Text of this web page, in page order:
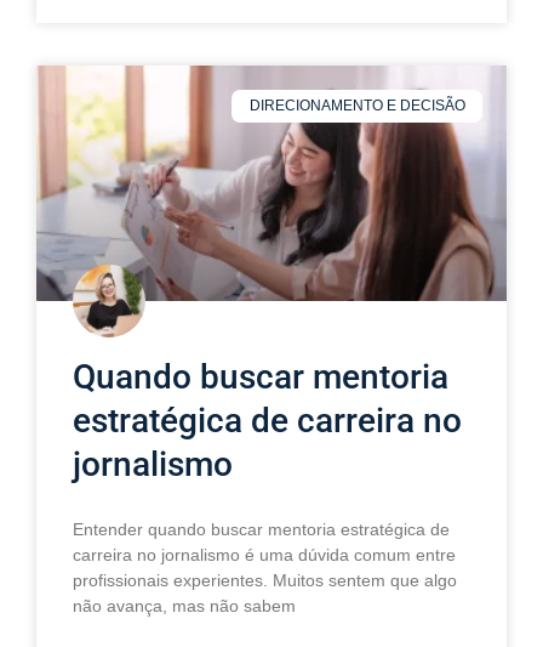
DIRECIONAMENTO E DECISÃO
Quando buscar mentoria
estratégica de carreira no
jornalismo
Entender quando buscar mentoria estratégica de
carreira no jornalismo é uma dúvida comum entre
profissionais experientes. Muitos sentem que algo
não avança, mas não sabem